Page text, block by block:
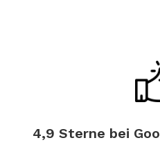
4,9 Sterne bei